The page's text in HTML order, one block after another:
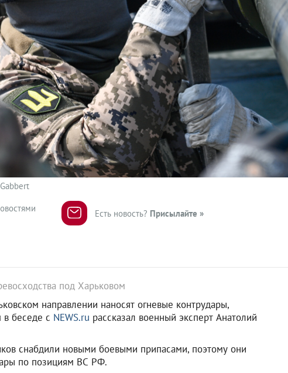
Есть новость? Присылайте »
под Харьковом
направлении наносят огневые контрудары,
в беседе с NEWS.ru рассказал военный эксперт Анатолий
снабдили новыми боевыми припасами, поэтому они
по позициям ВС РФ.